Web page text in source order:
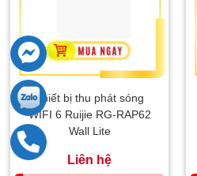
Thiết bị thu phát sóng
WIFI 6 Ruijie RG-RAP62
Wall Lite
Liên hệ